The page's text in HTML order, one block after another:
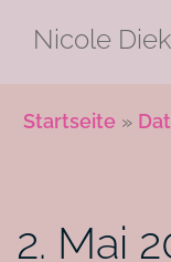
InhaltNicole
Startseite »
2. Mai